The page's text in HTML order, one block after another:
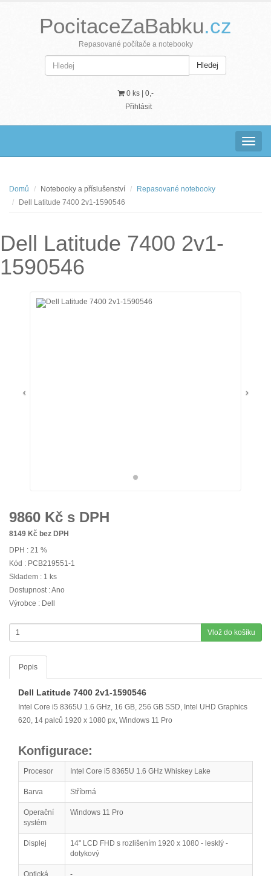
PocitaceZaBabku.cz
Repasované počítače a notebooky
Hledej
0 ks | 0,-
Přihlásit
Domů Notebooky a příslušenství
Repasované notebooky
Dell Latitude 7400 2v1-1590546
Dell Latitude 7400 2v1-
1590546
9860 Kč s DPH
8149 Kč bez DPH
DPH : 21 %
Kód : PCB219551-1
Skladem : 1 ks
Dostupnost : Ano
Výrobce : Dell
Vlož do košíku
Popis
Dell Latitude 7400 2v1-1590546
Intel Core i5 8365U 1.6 GHz, 16 GB, 256 GB SSD, Intel UHD Graphics
620, 14 palců 1920 x 1080 px, Windows 11 Pro
Konfigurace:
Procesor Intel Core i5 8365U 1.6 GHz Whiskey Lake
Barva Stříbrná
Operační
systém
Windows 11 Pro
Displej
14" LCD FHD s rozlišením 1920 x 1080 - lesklý -
dotykový
Optická
-